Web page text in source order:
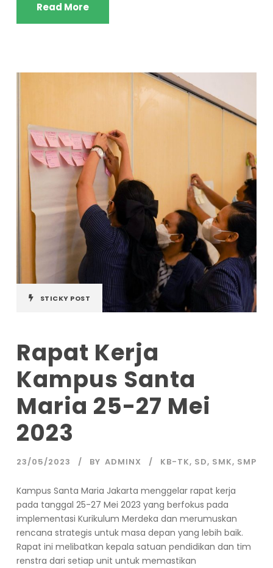
Read More
STICKY POST
Rapat Kerja
Kampus Santa
Maria 25-27 Mei
2023
23/05/2023 BY ADMINX KB-TK, SD, SMK, SMP
Kampus Santa Maria Jakarta menggelar rapat kerja
pada tanggal 25-27 Mei 2023 yang berfokus pada
implementasi Kurikulum Merdeka dan merumuskan
rencana strategis untuk masa depan yang lebih baik.
Rapat ini melibatkan kepala satuan pendidikan dan tim
renstra dari setiap unit untuk memastikan